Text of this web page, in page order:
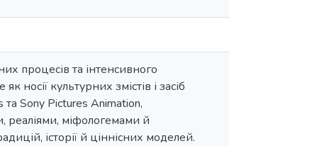
процесів та інтенсивного
носії культурних змістів і засіб
та Sony Pictures Animation,
реаліями, міфологемами й
історії й ціннісних моделей.